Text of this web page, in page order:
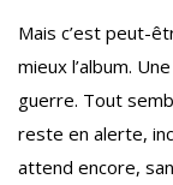
Mais c’est peut-
mieux l’album.
guerre. Tout
reste en alerte,
attend encore,